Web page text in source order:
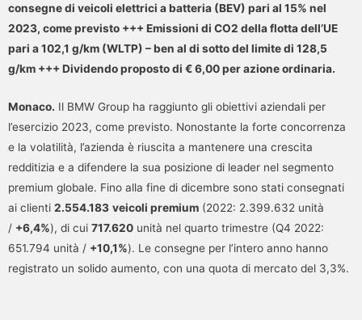
consegne di veicoli elettrici a batteria (BEV) pari al 15% nel
2023, come previsto +++ Emissioni di CO2 della flotta dell’UE
pari a 102,1 g/km (WLTP) – ben al di sotto del limite di 128,5
g/km +++ Dividendo proposto di € 6,00 per azione ordinaria.
Monaco. Il BMW Group ha raggiunto gli obiettivi aziendali per
l’esercizio 2023, come previsto. Nonostante la forte concorrenza
e la volatilità, l’azienda è riuscita a mantenere una crescita
redditizia e a difendere la sua posizione di leader nel segmento
premium globale. Fino alla fine di dicembre sono stati consegnati
ai clienti 2.554.183 veicoli premium (2022: 2.399.632 unità
/ +6,4%), di cui 717.620 unità nel quarto trimestre (Q4 2022:
651.794 unità / +10,1%). Le consegne per l’intero anno hanno
registrato un solido aumento, con una quota di mercato del 3,3%.